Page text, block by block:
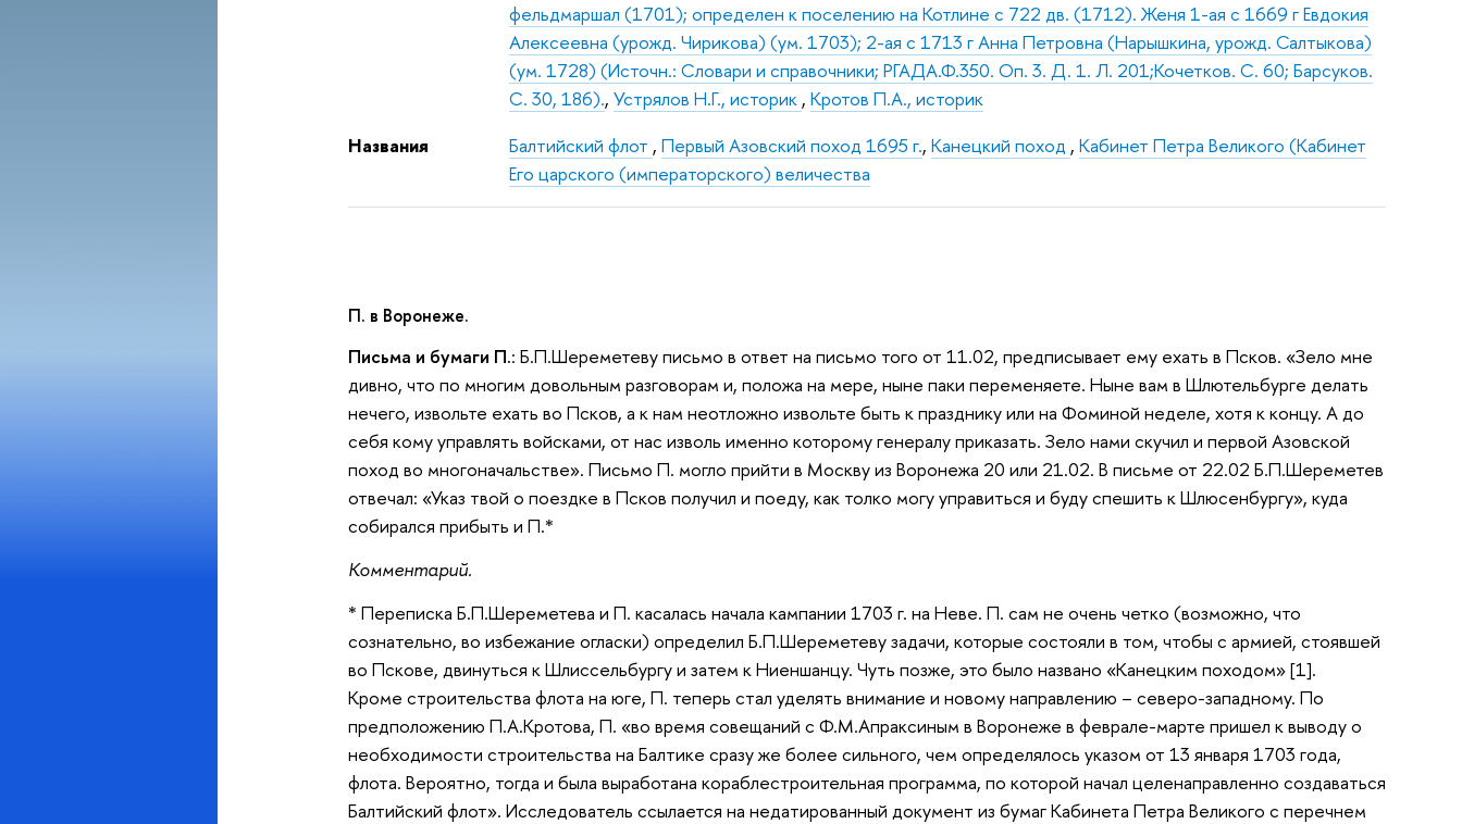
фельдмаршал (1701); определен к поселению на Котлине с 722 дв. (1712). Женя 1-ая с 1669 г Евдокия
Алексеевна (урожд. Чирикова) (ум. 1703); 2-ая с 1713 г Анна Петровна (Нарышкина, урожд. Салтыкова)
(ум. 1728) (Источн.: Словари и справочники; РГАДА.Ф.350. Оп. 3. Д. 1. Л. 201;Кочетков. С. 60; Барсуков.
С. 30, 186).,Устрялов Н.Г., историк ,Кротов П.А., историк
Названия
Балтийский флот ,Первый Азовский поход 1695 г.,Канецкий поход ,Кабинет Петра Великого (Кабинет
Его царского (императорского) величества
П. в Воронеже.
Письма и бумаги П.: Б.П.Шереметеву письмо в ответ на письмо того от 11.02, предписывает ему ехать в Псков. «Зело мне
дивно, что по многим довольным разговорам и, положа на мере, ныне паки переменяете. Ныне вам в Шлютельбурге делать
нечего, извольте ехать во Псков, а к нам неотложно извольте быть к празднику или на Фоминой неделе, хотя к концу. А до
себя кому управлять войсками, от нас изволь именно которому генералу приказать. Зело нами скучил и первой Азовской
поход во многоначальстве». Письмо П. могло прийти в Москву из Воронежа 20 или 21.02. В письме от 22.02 Б.П.Шереметев
отвечал: «Указ твой о поездке в Псков получил и поеду, как толко могу управиться и буду спешить к Шлюсенбургу», куда
собирался прибыть и П.*
Комментарий.
* Переписка Б.П.Шереметева и П. касалась начала кампании 1703 г. на Неве. П. сам не очень четко (возможно, что
сознательно, во избежание огласки) определил Б.П.Шереметеву задачи, которые состояли в том, чтобы с армией, стоявшей
во Пскове, двинуться к Шлиссельбургу и затем к Ниеншанцу. Чуть позже, это было названо «Канецким походом» [1].
Кроме строительства флота на юге, П. теперь стал уделять внимание и новому направлению – северо-западному. По
предположению П.А.Кротова, П. «во время совещаний с Ф.М.Апраксиным в Воронеже в феврале-марте пришел к выводу о
необходимости строительства на Балтике сразу же более сильного, чем определялось указом от 13 января 1703 года,
флота. Вероятно, тогда и была выработана кораблестроительная программа, по которой начал целенаправленно создаваться
Балтийский флот». Исследователь ссылается на недатированный документ из бумаг Кабинета Петра Великого с перечнем